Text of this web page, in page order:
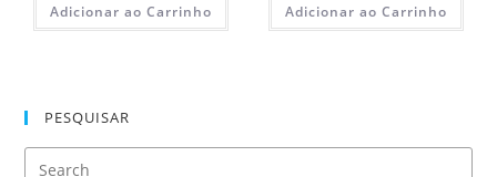
Adicionar ao Carrinho Adicionar ao Carrinho
PESQUISAR